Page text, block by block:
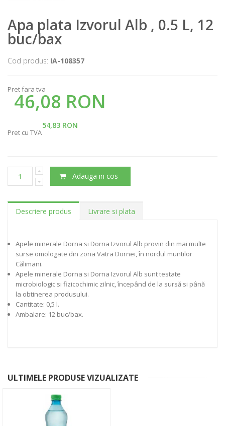
Apa plata Izvorul Alb , 0.5 L, 12
buc/bax
Cod produs: IA-108357
Pret fara tva
46,08 RON
54,83 RON
Pret cu TVA
Adauga in cos
Descriere produs Livrare si plata
Apele minerale Dorna si Dorna Izvorul Alb provin din mai multe
surse omologate din zona Vatra Dornei, în nordul muntilor
Călimani.
Apele minerale Dorna si Dorna Izvorul Alb sunt testate
microbiologic si fizicochimic zilnic, începând de la sursă si până
la obtinerea produsului.
Cantitate: 0,5 l.
Ambalare: 12 buc/bax.
ULTIMELE PRODUSE VIZUALIZATE